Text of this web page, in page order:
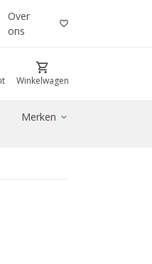
Over
ons
favorite_border
shopping_cart
Winkelwagen
Merken expand_more